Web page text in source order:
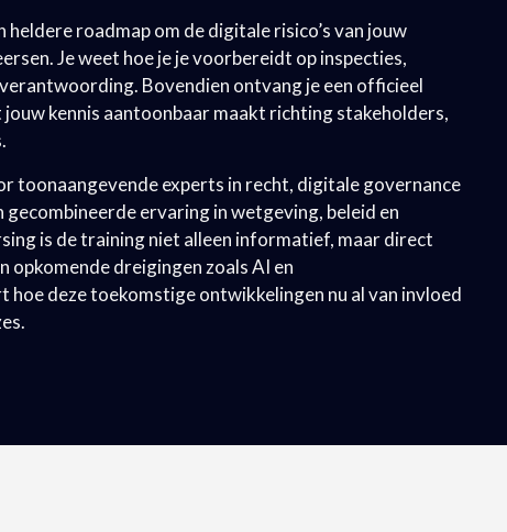
heldere roadmap om de digitale risico’s van jouw
Je weet hoe je je voorbereidt op inspecties,
Bovendien ontvang je een officieel
kennis aantoonbaar maakt richting stakeholders,
toonaangevende experts in recht, digitale governance
gecombineerde ervaring in wetgeving, beleid en
is de training niet alleen informatief, maar direct
opkomende dreigingen zoals AI en
hoe deze toekomstige ontwikkelingen nu al van invloed